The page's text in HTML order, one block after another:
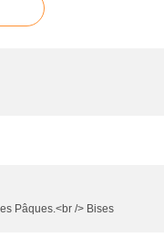
Pâques.<br /> Bises